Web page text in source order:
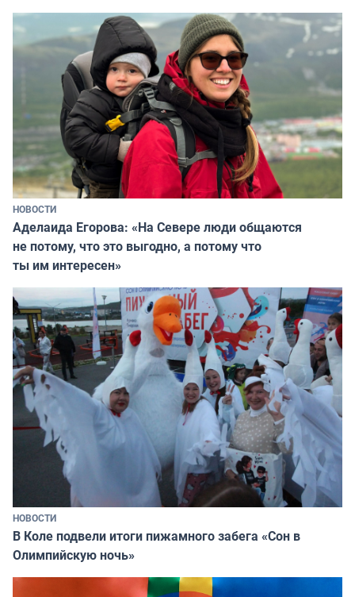
НОВОСТИ
Аделаида Егорова: «На Севере люди общаются
не потому, что это выгодно, а потому что
ты им интересен»
НОВОСТИ
В Коле подвели итоги пижамного забега «Сон в
Олимпийскую ночь»